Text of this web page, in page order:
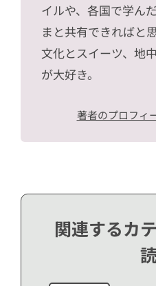
イルや、各国で学ん
まと共有できればと
文化とスイーツ、地
が大好き。
著者のプロフィ
関連するカ